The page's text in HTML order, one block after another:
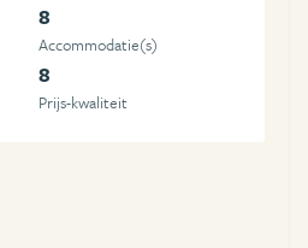
8
Accommodatie(s)
8
Prijs-kwaliteit